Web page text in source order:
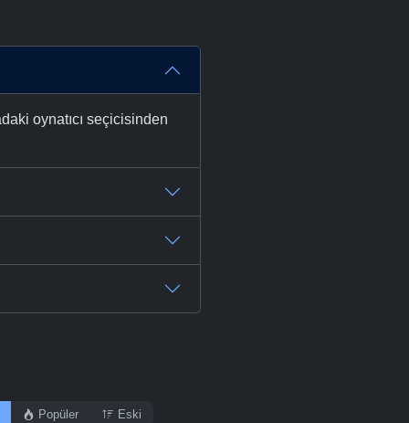
oynatıcı seçicisinden
Popüler Eski